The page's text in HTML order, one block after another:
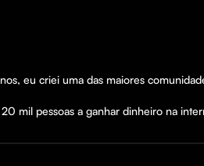
eu criei uma das maiores
mil pessoas a ganhar dinheiro na